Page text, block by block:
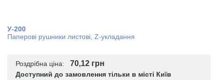
У-200
Паперові рушники листові, Z-укладання
Роздрібна ціна: 70,12 грн
Доступний до замовлення тільки в місті Київ